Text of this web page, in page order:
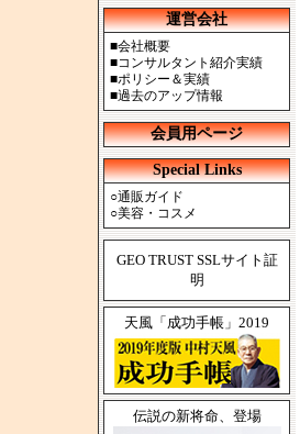
運営会社
■会社概要
■コンサルタント紹介実績
■ポリシー＆実績
■過去のアップ情報
会員用ページ
Special Links
○通販ガイド
○美容・コスメ
GEO TRUST SSLサイト証
明
天風「成功手帳」2019
伝説の新将命、登場